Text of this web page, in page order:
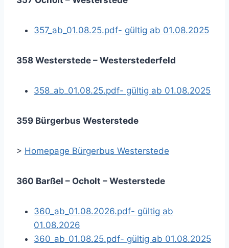
357_ab_01.08.25.pdf- gültig ab 01.08.2025
358 Westerstede – Westerstederfeld
358_ab_01.08.25.pdf- gültig ab 01.08.2025
359 Bürgerbus Westerstede
> Homepage Bürgerbus Westerstede
360 Barßel – Ocholt – Westerstede
360_ab_01.08.2026.pdf- gültig ab
01.08.2026
360_ab_01.08.25.pdf- gültig ab 01.08.2025